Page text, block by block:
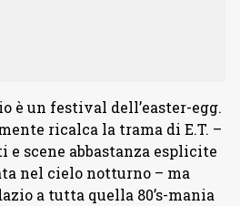
è un festival dell’easter-egg.
ricalca la trama di E.T. –
scene abbastanza esplicite
nel cielo notturno – ma
a tutta quella 80’s-mania